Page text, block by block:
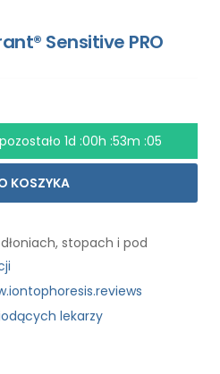
Sensitive PRO
1d :00h :53m :04
KOSZYKA
stopach i pod
lekarzy